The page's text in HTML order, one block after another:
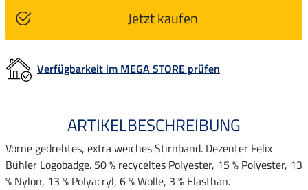
Jetzt kaufen
Verfügbarkeit im MEGA STORE prüfen
ARTIKELBESCHREIBUNG
Vorne gedrehtes, extra weiches Stirnband. Dezenter Felix
Bühler Logobadge. 50 % recyceltes Polyester, 15 % Polyester, 13
% Nylon, 13 % Polyacryl, 6 % Wolle, 3 % Elasthan.